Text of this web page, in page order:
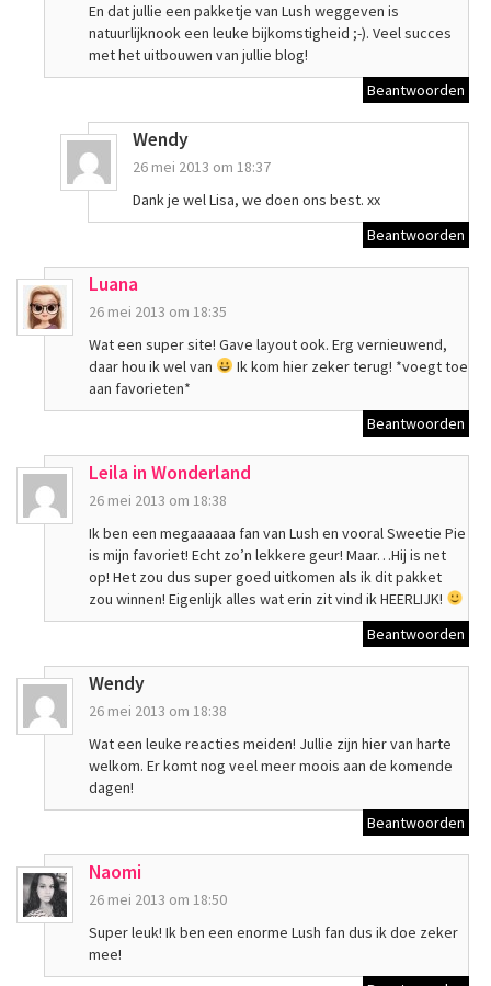
En dat jullie een pakketje van Lush weggeven is
natuurlijknook een leuke bijkomstigheid ;-). Veel succes
met het uitbouwen van jullie blog!
Beantwoorden
Wendy
26 mei 2013 om 18:37
Dank je wel Lisa, we doen ons best. xx
Beantwoorden
Luana
26 mei 2013 om 18:35
Wat een super site! Gave layout ook. Erg vernieuwend,
daar hou ik wel van
Ik kom hier zeker terug! *voegt toe
aan favorieten*
Beantwoorden
Leila in Wonderland
26 mei 2013 om 18:38
Ik ben een megaaaaaa fan van Lush en vooral Sweetie Pie
is mijn favoriet! Echt zo’n lekkere geur! Maar…Hij is net
op! Het zou dus super goed uitkomen als ik dit pakket
zou winnen! Eigenlijk alles wat erin zit vind ik HEERLIJK!
Beantwoorden
Wendy
26 mei 2013 om 18:38
Wat een leuke reacties meiden! Jullie zijn hier van harte
welkom. Er komt nog veel meer moois aan de komende
dagen!
Beantwoorden
Naomi
26 mei 2013 om 18:50
Super leuk! Ik ben een enorme Lush fan dus ik doe zeker
mee!